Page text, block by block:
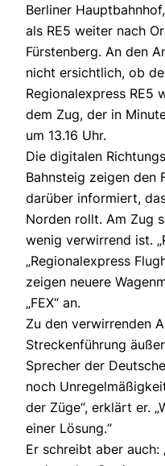
Berliner
als RE5 weiter nach
Fürstenberg. An den
nicht ersichtlich, ob
Regionalexpress RE5
dem Zug, der in
um 13.16 Uhr.
Die digitalen
Bahnsteig zeigen den
darüber informiert,
Norden rollt. Am Zug
wenig verwirrend ist.
„Regionalexpress
zeigen neuere
„FEX“ an.
Zu den verwirrenden
Streckenführung
Sprecher der
noch
der Züge“, erklärt er.
einer Lösung.“
Er schreibt aber auch: